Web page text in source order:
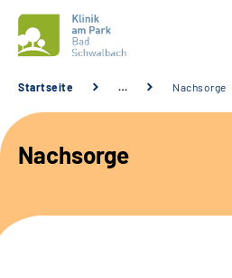
Unsere Klinik
Unsere Angebote
Service
Startseite … Nachsorge
Nachsorge